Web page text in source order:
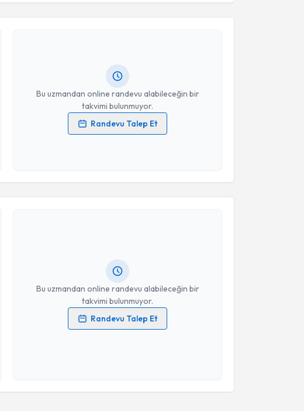
Bu uzmandan online randevu alabileceğin bir
takvimi bulunmuyor.
Randevu Talep Et
Klinik Psikolog Yaren Kara
Kişisel verilerimin işlenmesine ilişkinAydınlatma Metni
Takvim Talebini Gönder
Bu uzmandan online randevu alabileceğin bir
takvimi bulunmuyor.
Randevu Talep Et
Kişisel verilerimin işlenmesine ilişkinAydınlatma Metni
Takvim Talebini Gönder